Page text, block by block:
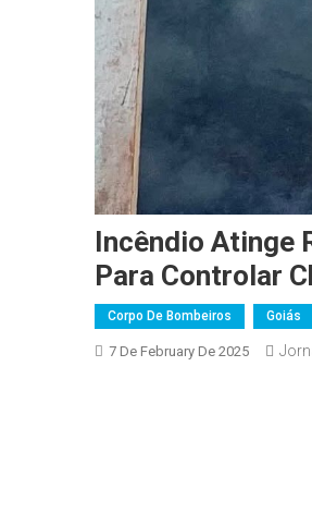
Incêndio Atinge
Para Controlar
Corpo De Bombeiros Goiás
7 De February De 2025